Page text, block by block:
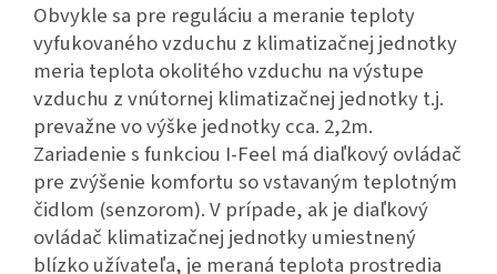
Obvykle sa pre reguláciu a meranie teploty
vyfukovaného vzduchu z klimatizačnej jednotky
meria teplota okolitého vzduchu na výstupe
vzduchu z vnútornej klimatizačnej jednotky t.j.
prevažne vo výške jednotky cca. 2,2m.
Zariadenie s funkciou I-Feel má diaľkový ovládač
pre zvýšenie komfortu so vstavaným teplotným
čidlom (senzorom). V prípade, ak je diaľkový
ovládač klimatizačnej jednotky umiestnený
blízko užívateľa, je meraná teplota prostredia